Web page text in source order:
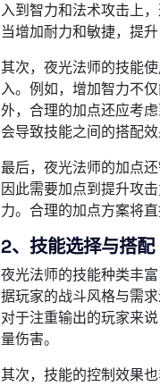
入到智力和法术攻击上
当增加耐力和敏捷，提
其次，夜光法师的技能
入。例如，增加智力不
外，合理的加点还应考
会导致技能之间的搭配
最后，夜光法师的加点
因此需要加点到提升攻
力。合理的加点方案将
2、技能选择与搭配
夜光法师的技能种类丰
据玩家的战斗风格与需
对于注重输出的玩家来
量伤害。
其次，技能的控制效果